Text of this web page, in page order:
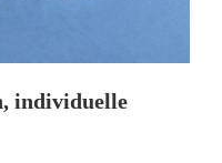
individuelle